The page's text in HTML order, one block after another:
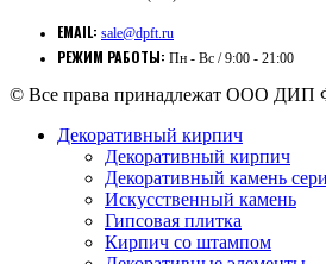
EMAIL: sale@dpft.ru
РЕЖИМ РАБОТЫ: Пн - Вс / 9:00 - 21:00
© Все права принадлежат ООО ДИП
Декоративный кирпич
Декоративный кирпич
Декоративный камень
Искусственный камень
Гипсовая плитка
Кирпич со штампом